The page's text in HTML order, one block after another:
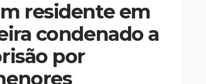
residente em
condenado a
por